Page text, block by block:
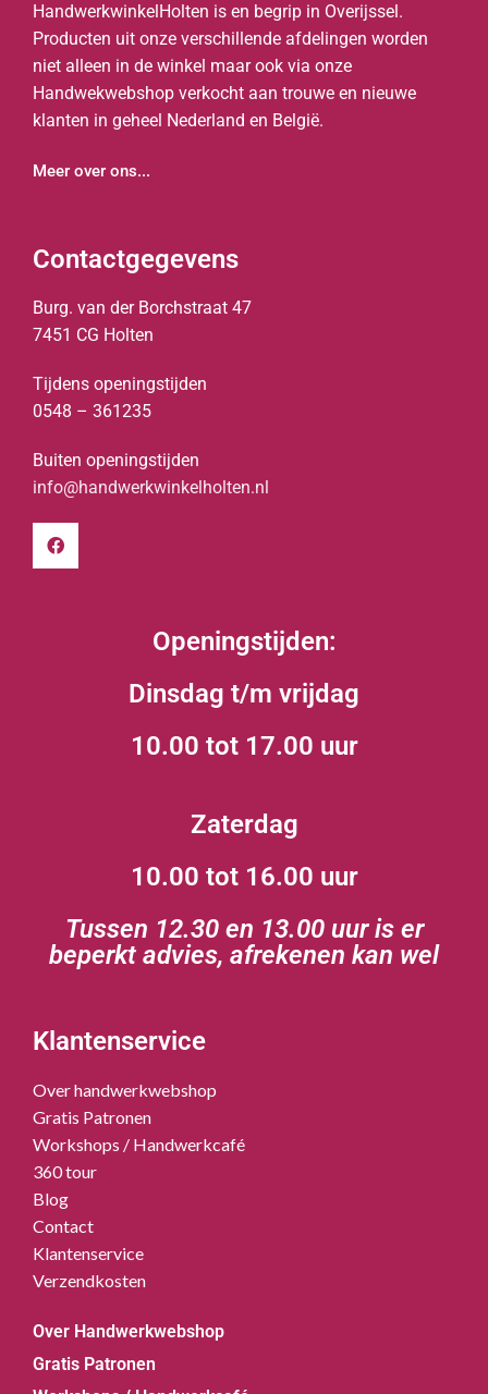
HandwerkwinkelHolten is en begrip in Overijssel.
Producten uit onze verschillende afdelingen worden
niet alleen in de winkel maar ook via onze
Handwekwebshop verkocht aan trouwe en nieuwe
klanten in geheel Nederland en België.
Meer over ons...
Contactgegevens
Burg. van der Borchstraat 47
7451 CG Holten
Tijdens openingstijden
0548 – 361235
Buiten openingstijden
info@handwerkwinkelholten.nl
Openingstijden:
Dinsdag t/m vrijdag
10.00 tot 17.00 uur
Zaterdag
10.00 tot 16.00 uur
Tussen 12.30 en 13.00 uur is er
beperkt advies, afrekenen kan wel
Klantenservice
Over handwerkwebshop
Gratis Patronen
Workshops / Handwerkcafé
360 tour
Blog
Contact
Klantenservice
Verzendkosten
Over Handwerkwebshop
Gratis Patronen